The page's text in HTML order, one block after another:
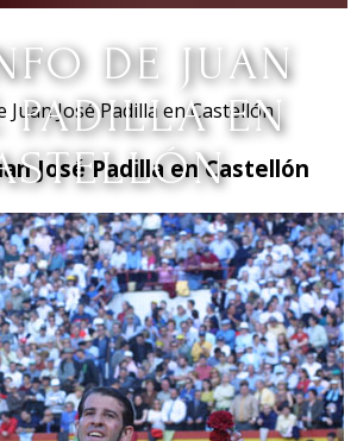
DE JUAN
PADILLA EN
José Padilla en Castellón
José Padilla en Castellón